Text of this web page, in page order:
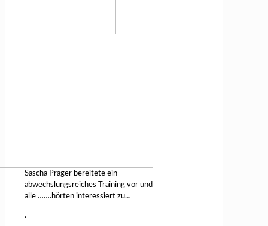
Sascha Präger bereitete ein
abwechslungsreiches Training vor und
alle …….hörten interessiert zu…
.